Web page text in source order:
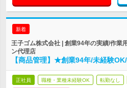
新着
王子ゴム株式会社 | 創業94年の実績/作業
ン代理店
【商品管理】★創業94年/未経験
正社員 職種・業種未経験OK 転勤なし